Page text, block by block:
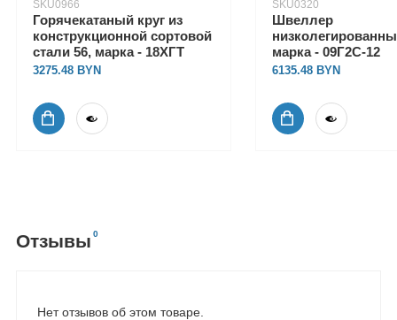
SKU0966
Горячекатаный круг из
конструкционной сортовой
стали 56, марка - 18ХГТ
3275.48
SKU0320
Швеллер
марка - 09Г2С-12
6135.48
Отзывы 0
Нет отзывов об этом товаре.